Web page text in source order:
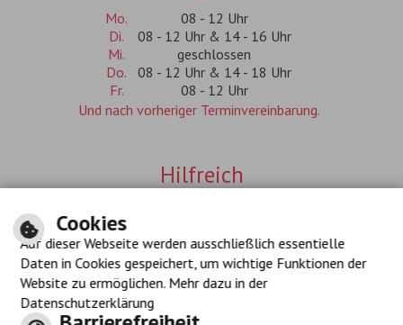
Mo.
08 - 12 Uhr
Di.
08 - 12 Uhr & 14 - 16 Uhr
Mi.
geschlossen
Do.
08 - 12 Uhr & 14 - 18 Uhr
Fr.
08 - 12 Uhr
Und nach vorheriger Terminvereinbarung.
Hilfreich
Datenschutzerklärung
Navigationshilfe
Barrierefreiheit
Cookies
Auf dieser Webseite werden ausschließlich essentielle
Daten in Cookies gespeichert, um wichtige Funktionen der
Website zu ermöglichen. Mehr dazu in der
Datenschutzerklärung